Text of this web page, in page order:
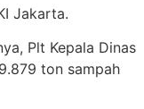
Jakarta.
Plt Kepala Dinas
ton sampah